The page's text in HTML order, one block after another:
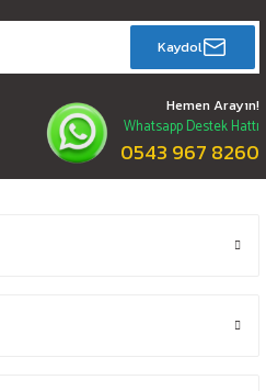
Kaydol
Hemen Arayın!
Whatsapp Destek Hattı
0543 967 8260